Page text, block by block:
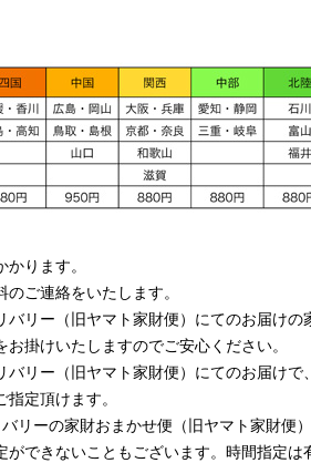
ります。
のご連絡をいたします。
バリー （旧ヤマト家財便） にてのお届けの
お掛けいたしますのでご安心ください。
バリー （旧ヤマト家財便） にてのお届けで
指定頂けます。
リーの家財おまかせ便 （旧ヤマト家財便
ができないこともございます。時間指定